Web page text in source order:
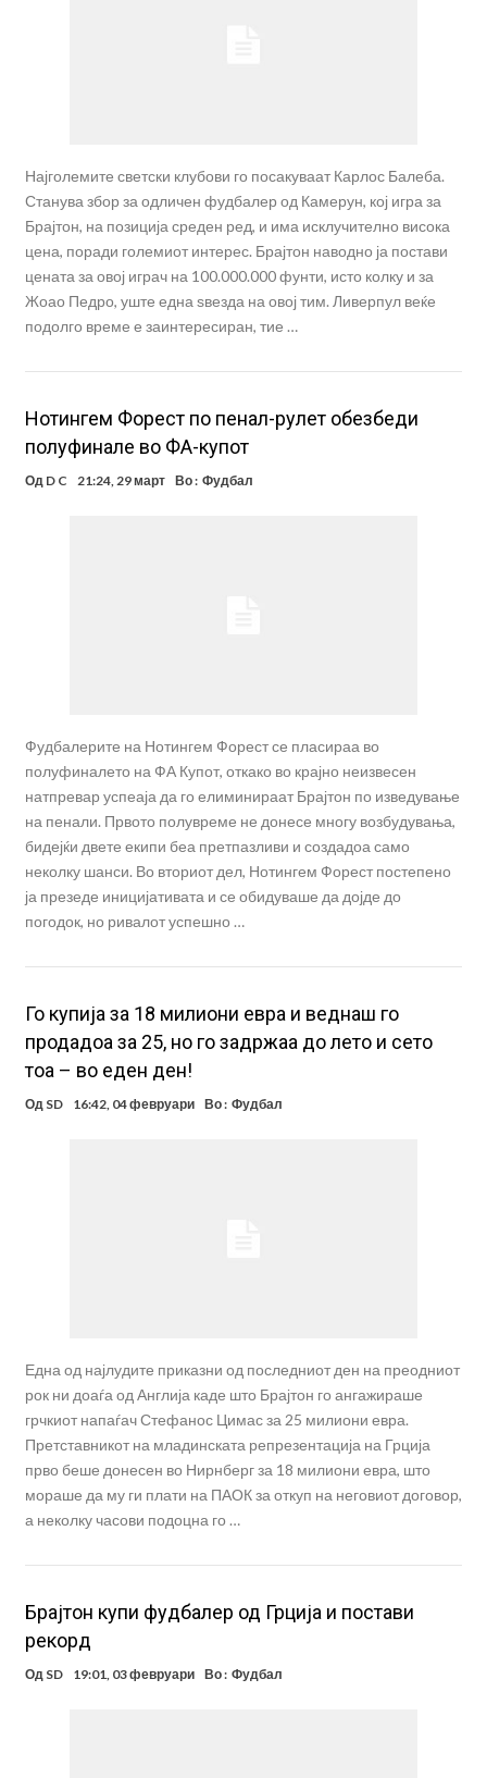
Најголемите светски клубови го посакуваат Карлос Балеба.
Станува збор за одличен фудбалер од Камерун, кој игра за
Брајтон, на позиција среден ред, и има исклучително висока
цена, поради големиот интерес. Брајтон наводно ја постави
цената за овој играч на 100.000.000 фунти, исто колку и за
Жоао Педро, уште една ѕвезда на овој тим. Ливерпул веќе
подолго време е заинтересиран, тие …
Нотингем Форест по пенал-рулет обезбеди
полуфинале во ФА-купот
Од D C 21:24, 29 март Во : Фудбал
Фудбалерите на Нотингем Форест се пласираа во
полуфиналето на ФА Купот, откако во крајно неизвесен
натпревар успеаја да го елиминираат Брајтон по изведување
на пенали. Првото полувреме не донесе многу возбудувања,
бидејќи двете екипи беа претпазливи и создадоа само
неколку шанси. Во вториот дел, Нотингем Форест постепено
ја презеде иницијативата и се обидуваше да дојде до
погодок, но ривалот успешно …
Го купија за 18 милиони евра и веднаш го
продадоа за 25, но го задржаа до лето и сето
тоа – во еден ден!
Од SD 16:42, 04 февруари Во : Фудбал
Една од најлудите приказни од последниот ден на преодниот
рок ни доаѓа од Англија каде што Брајтон го ангажираше
грчкиот напаѓач Стефанос Цимас за 25 милиони евра.
Претставникот на младинската репрезентација на Грција
прво беше донесен во Нирнберг за 18 милиони евра, што
мораше да му ги плати на ПАОК за откуп на неговиот договор,
а неколку часови подоцна го …
Брајтон купи фудбалер од Грција и постави
рекорд
Од SD 19:01, 03 февруари Во : Фудбал